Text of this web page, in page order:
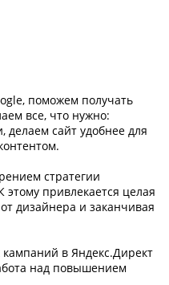
поможем получать
все, что нужно:
делаем сайт удобнее для
стратегии
этому привлекается целая
дизайнера и заканчивая
в Яндекс.Директ
над повышением